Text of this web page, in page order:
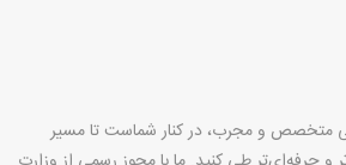
متخصص و مجرب، در کنار شماست تا مسیر